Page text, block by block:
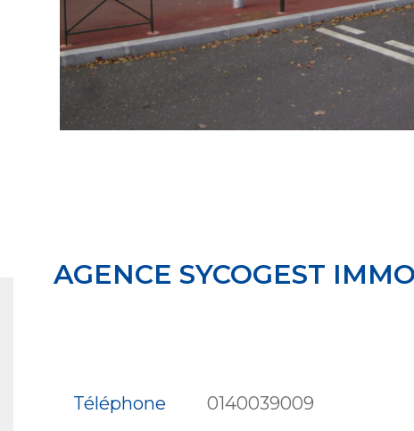
AGENCE SYCOGEST
Téléphone 0140039009